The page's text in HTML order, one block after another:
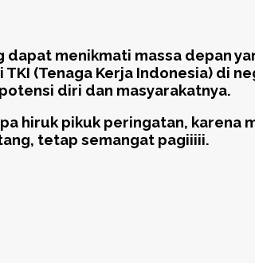
menikmati massa depan
(Tenaga Kerja Indonesia) di
diri dan masyarakatnya.
hiruk pikuk peringatan, karena
tetap semangat pagiiiii.